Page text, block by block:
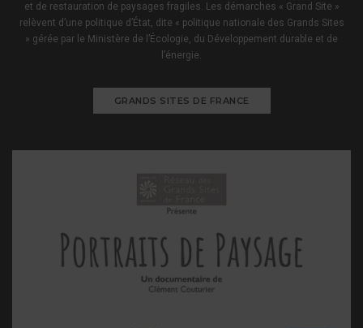
et de restauration de paysages fragiles. Les démarches « Grand Site »
relèvent d’une politique d’État, dite « politique nationale des Grands Sites
» gérée par le Ministère de l’Écologie, du Développement durable et de
l’énergie.
GRANDS SITES DE FRANCE